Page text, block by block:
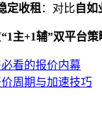
定收租 ：对比 自如
“1主+1辅”双平台策
看的报价内幕
周期与加速技巧